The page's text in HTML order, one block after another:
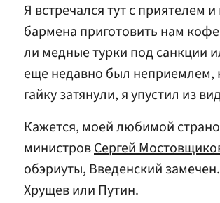
Я встречался тут с приятелем
бармена приготовить нам
ли медные турки под санкции
еще недавно был неприемлем,
гайку затянули, я упустил из
Кажется, моей любимой
министровСергей
обэриуты, Введенский
Хрущев или Путин.